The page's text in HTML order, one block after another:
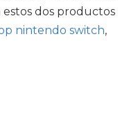
estos dos productos
nintendo switch,